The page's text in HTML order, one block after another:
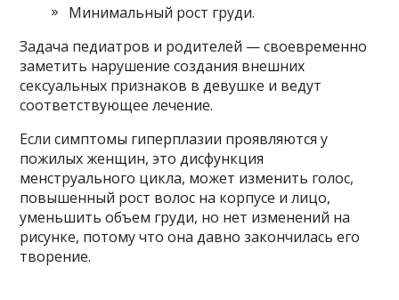
Минимальный рост груди.
Задача педиатров и родителей — своевременно
заметить нарушение создания внешних
сексуальных признаков в девушке и ведут
соответствующее лечение.
Если симптомы гиперплазии проявляются у
пожилых женщин, это дисфункция
менструального цикла, может изменить голос,
повышенный рост волос на корпусе и лицо,
уменьшить объем груди, но нет изменений на
рисунке, потому что она давно закончилась его
творение.